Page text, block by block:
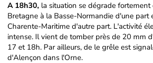
A 18h30, la situation se dégrade fortement
Bretagne à la Basse-Normandie d'une part
Charente-Maritime d'autre part. L'activité
intense. Il vient de tomber près de 20 mm
17 et 18h. Par ailleurs, de le grêle est
d'Alençon dans l'Orne.